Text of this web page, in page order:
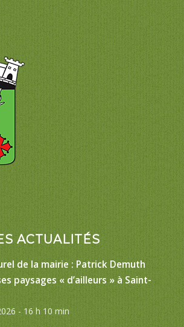
ACTUALITÉS
de la mairie : Patrick Demuth
paysages « d’ailleurs » à Saint-
- 16 h 10 min